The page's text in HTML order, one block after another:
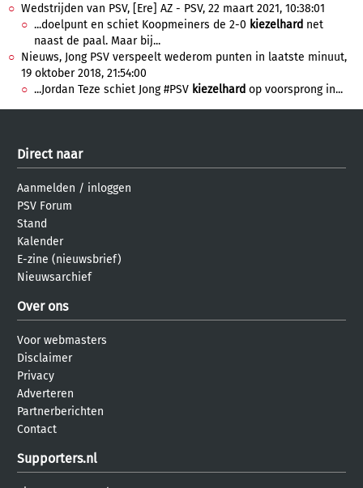
Wedstrijden van PSV, [Ere] AZ - PSV, 22 maart 2021, 10:38:01
...doelpunt en schiet Koopmeiners de 2-0 kiezelhard net
naast de paal. Maar bij...
Nieuws, Jong PSV verspeelt wederom punten in laatste minuut,
19 oktober 2018, 21:54:00
...Jordan Teze schiet Jong #PSV kiezelhard op voorsprong in...
Direct naar
Aanmelden / inloggen
PSV Forum
Stand
Kalender
E-zine (nieuwsbrief)
Nieuwsarchief
Over ons
Voor webmasters
Disclaimer
Privacy
Adverteren
Partnerberichten
Contact
Supporters.nl